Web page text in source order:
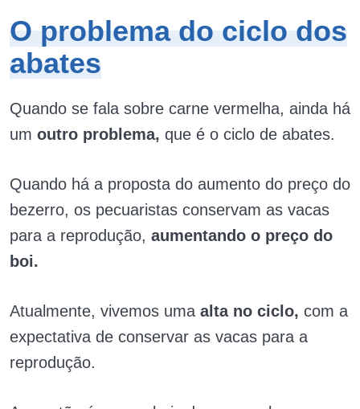
O problema do ciclo dos
abates
Quando se fala sobre carne vermelha, ainda há
um outro problema, que é o ciclo de abates.
Quando há a proposta do aumento do preço do
bezerro, os pecuaristas conservam as vacas
para a reprodução, aumentando o preço do
boi.
Atualmente, vivemos uma alta no ciclo, com a
expectativa de conservar as vacas para a
reprodução.